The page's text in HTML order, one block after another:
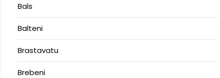
Bals
Balteni
Brastavatu
Brebeni